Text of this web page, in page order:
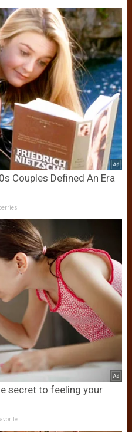
Couples Defined An Era
secret to feeling your